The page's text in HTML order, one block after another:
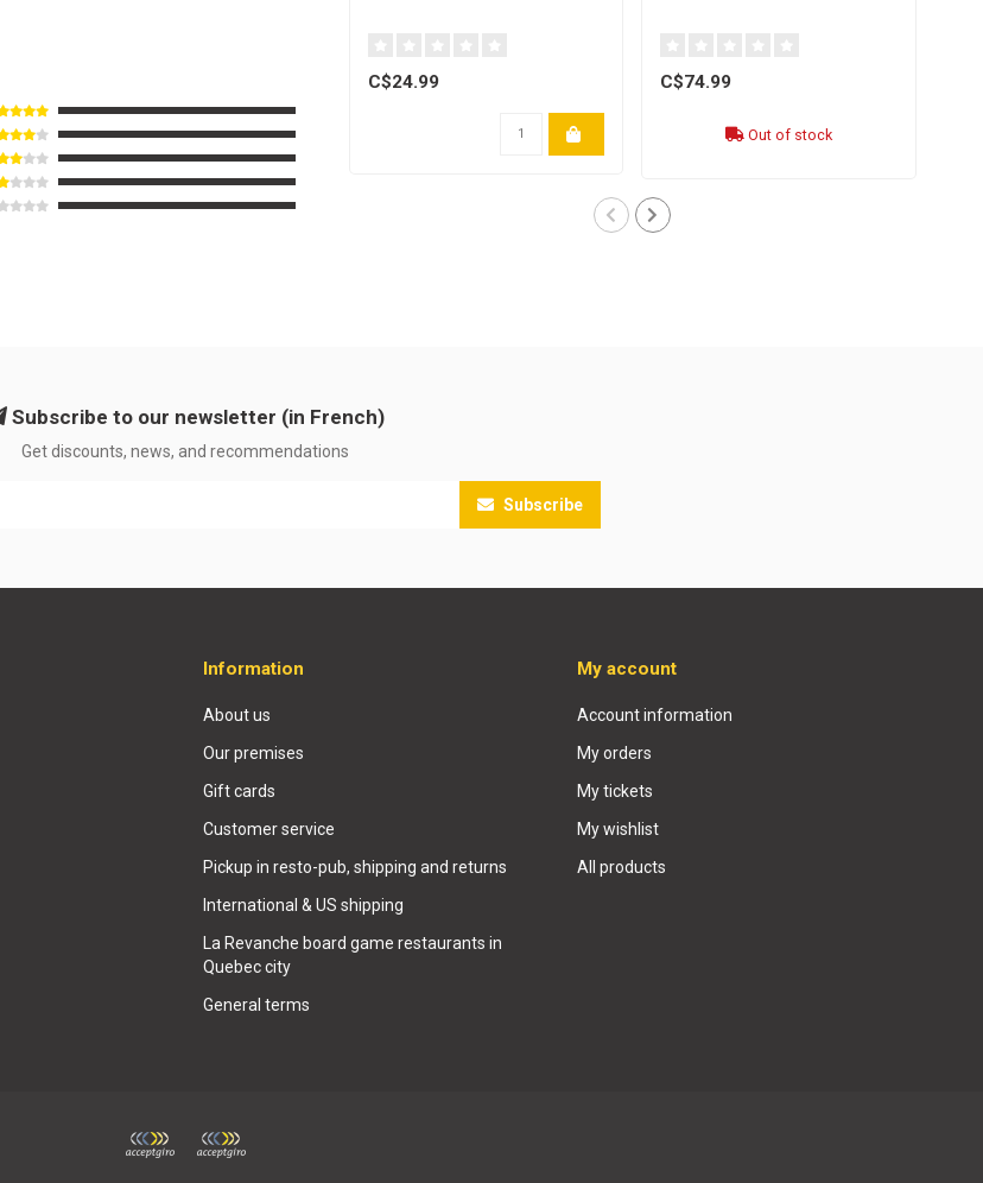
C$24.99 C$74.99
Out of stock
Subscribe to our newsletter (in French)
Get discounts, news, and recommendations
Subscribe
Information
About us
Our premises
Gift cards
Customer service
Pickup in resto-pub, shipping and returns
International & US shipping
La Revanche board game restaurants in
Quebec city
General terms
My account
Account information
My orders
My tickets
My wishlist
All products